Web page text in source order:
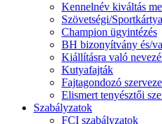
Kennelnév kiváltás
Szövetségi/
Champion ügyintézés
BH bizonyítvány és/
Kiállításra való
Kutyafajták
Fajtagondozó
Elismert tenyésztői
Szabályzatok
FCI szabályzatok